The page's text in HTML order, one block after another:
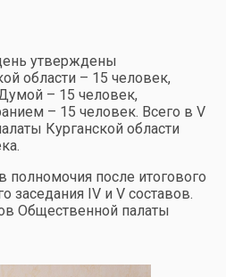
утверждены
области – 15 человек,
– 15 человек,
– 15 человек. Всего в V
Курганской области
полномочия после итогового
заседания IV и V составов.
Общественной палаты